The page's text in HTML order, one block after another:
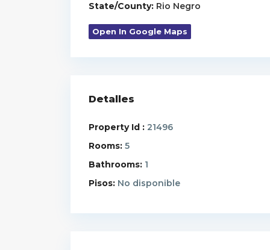
State/County: Rio Negro
Open In Google Maps
Detalles
Property Id : 21496
Rooms: 5
Bathrooms: 1
Pisos: No disponible